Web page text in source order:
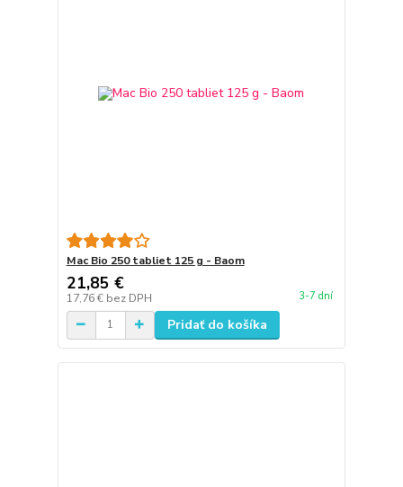
Mac Bio 250 tabliet 125 g - Baom
21,85 €
17,76 € bez DPH 3-7 dní
Pridať do košíka